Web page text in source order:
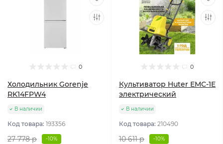
0
Холодильник Gorenje
RK14FPW4
В наличии
Код товара: 193356
27 778 р -10%
0
Культиватор Huter ЕМС-1E
электрический
В наличии
Код товара: 210490
10 611 р -10%